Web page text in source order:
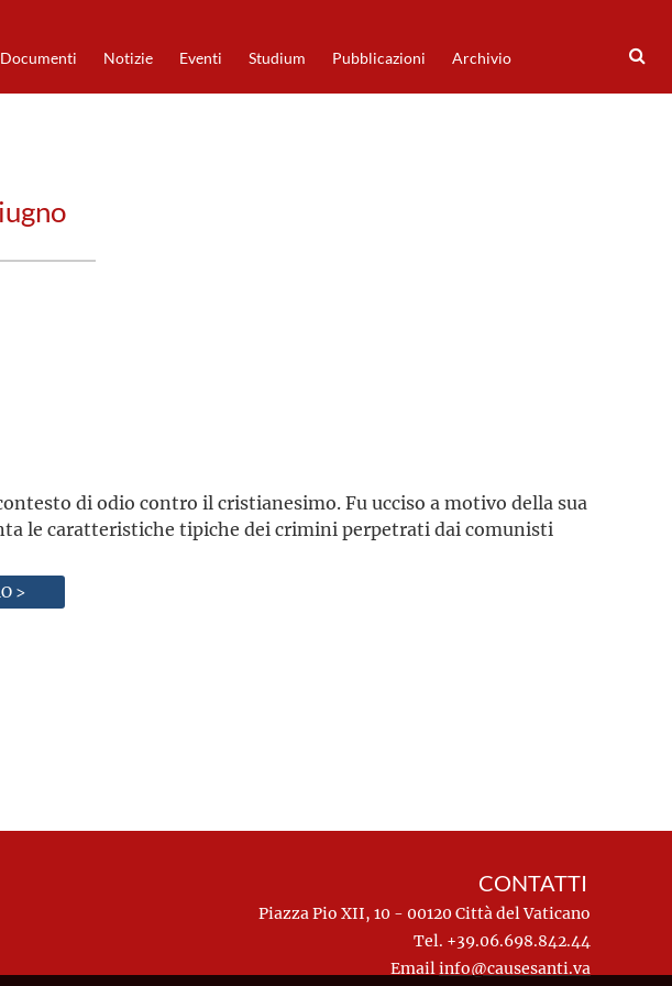
Documenti Notizie Eventi Studium Pubblicazioni Archivio
di odio contro il cristianesimo. Fu ucciso a motivo della sua
le caratteristiche tipiche dei crimini perpetrati dai comunisti
>
CONTATTI
Piazza Pio XII, 10 - 00120 Città del Vaticano
Tel. +39.06.698.842.44
Emailinfo@causesanti.va